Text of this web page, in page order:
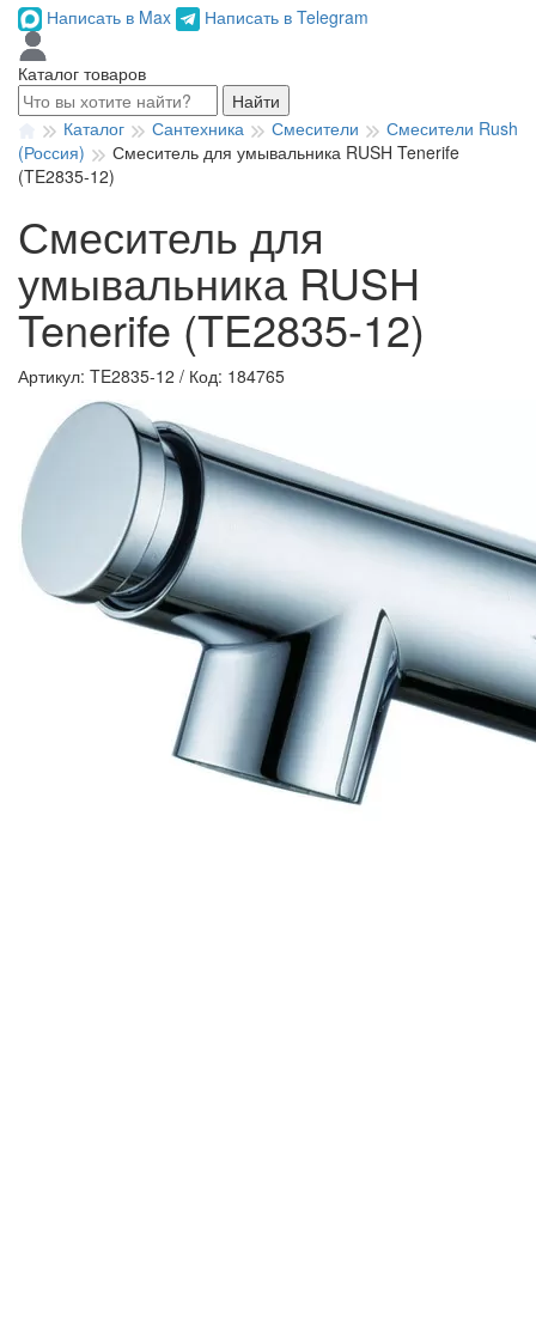
Написать в Max
Написать в Telegram
Каталог товаров
Найти
Каталог
Сантехника Смесители
Смесители Rush
(Россия)
Смеситель для умывальника RUSH Tenerife
(TE2835-12)
Смеситель для
умывальника RUSH
Tenerife (TE2835-12)
Артикул: TE2835-12 / Код: 184765